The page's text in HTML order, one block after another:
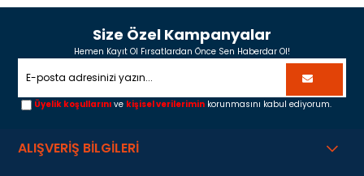
Size Özel Kampanyalar
Hemen Kayıt Ol Fırsatlardan Önce Sen Haberdar Ol!
Üyelik koşullarını ve kişisel verilerimin korunmasını kabul ediyorum.
ALIŞVERİŞ BİLGİLERİ